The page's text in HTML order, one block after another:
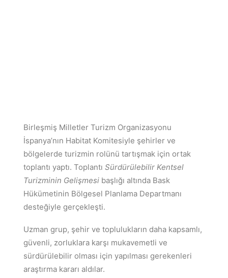
Birleşmiş Milletler Turizm Organizasyonu
İspanya’nın Habitat Komitesiyle şehirler ve
bölgelerde turizmin rolünü tartışmak için ortak
toplantı yaptı. Toplantı Sürdürülebilir Kentsel
Turizminin Gelişmesi başlığı altında Bask
Hükümetinin Bölgesel Planlama Departmanı
desteğiyle gerçekleşti.
Uzman grup, şehir ve toplulukların daha kapsamlı,
güvenli, zorluklara karşı mukavemetli ve
sürdürülebilir olması için yapılması gerekenleri
araştırma kararı aldılar.